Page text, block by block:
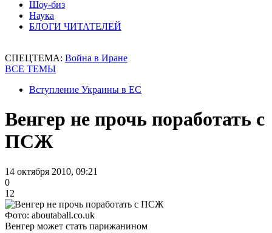
Шоу-биз
Наука
БЛОГИ ЧИТАТЕЛЕЙ
СПЕЦТЕМА: Война в Иране
ВСЕ ТЕМЫ
Вступление Украины в ЕС
Венгер не прочь поработать с
ПСЖ
14 октября 2010, 09:21
0
12
Фото: aboutaball.co.uk
Венгер может стать парижанином